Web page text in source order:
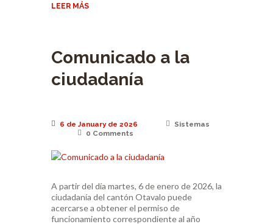
LEER MÁS
Comunicado a la
ciudadanía
6 de January de 2026
Sistemas
0 Comments
A partir del día martes, 6 de enero de 2026, la
ciudadanía del cantón Otavalo puede
acercarse a obtener el permiso de
funcionamiento correspondiente al año